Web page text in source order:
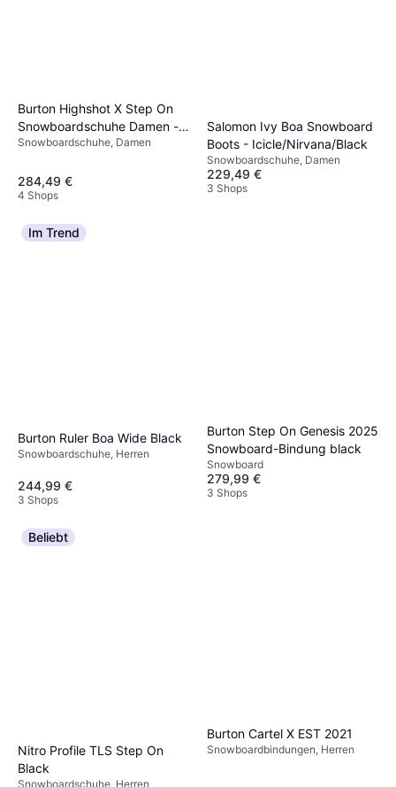
Burton Highshot X Step On
Snowboardschuhe Damen -
Schwarz
Snowboardschuhe, Damen
284,49 €
4 Shops
Salomon Ivy Boa Snowboard
Boots - Icicle/Nirvana/Black
Snowboardschuhe, Damen
229,49 €
3 Shops
Im Trend
Burton Ruler Boa Wide Black
Snowboardschuhe, Herren
244,99 €
3 Shops
Burton Step On Genesis 2025
Snowboard-Bindung black
Snowboard
279,99 €
3 Shops
Beliebt
Nitro Profile TLS Step On
Black
Snowboardschuhe, Herren
Burton Cartel X EST 2021
Snowboardbindungen, Herren